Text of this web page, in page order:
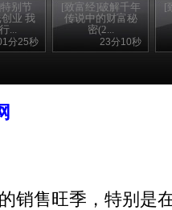
别节
业 我
...
分25秒
[致富经]破解千年
传说中的财富秘
密(2...
23分10秒
[
销售旺季，特别是